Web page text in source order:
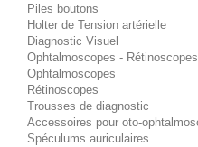
Piles boutons
Holter de Tension artérielle
Diagnostic Visuel
Ophtalmoscopes - Rétinoscopes
Ophtalmoscopes
Rétinoscopes
Trousses de diagnostic
Accessoires pour oto-
Spéculums auriculaires